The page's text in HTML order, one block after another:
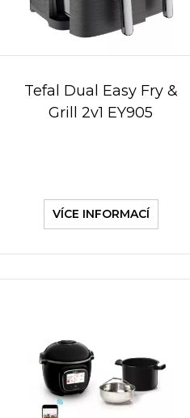
Tefal Dual Easy Fry &
Grill 2v1 EY905
VÍCE INFORMACÍ